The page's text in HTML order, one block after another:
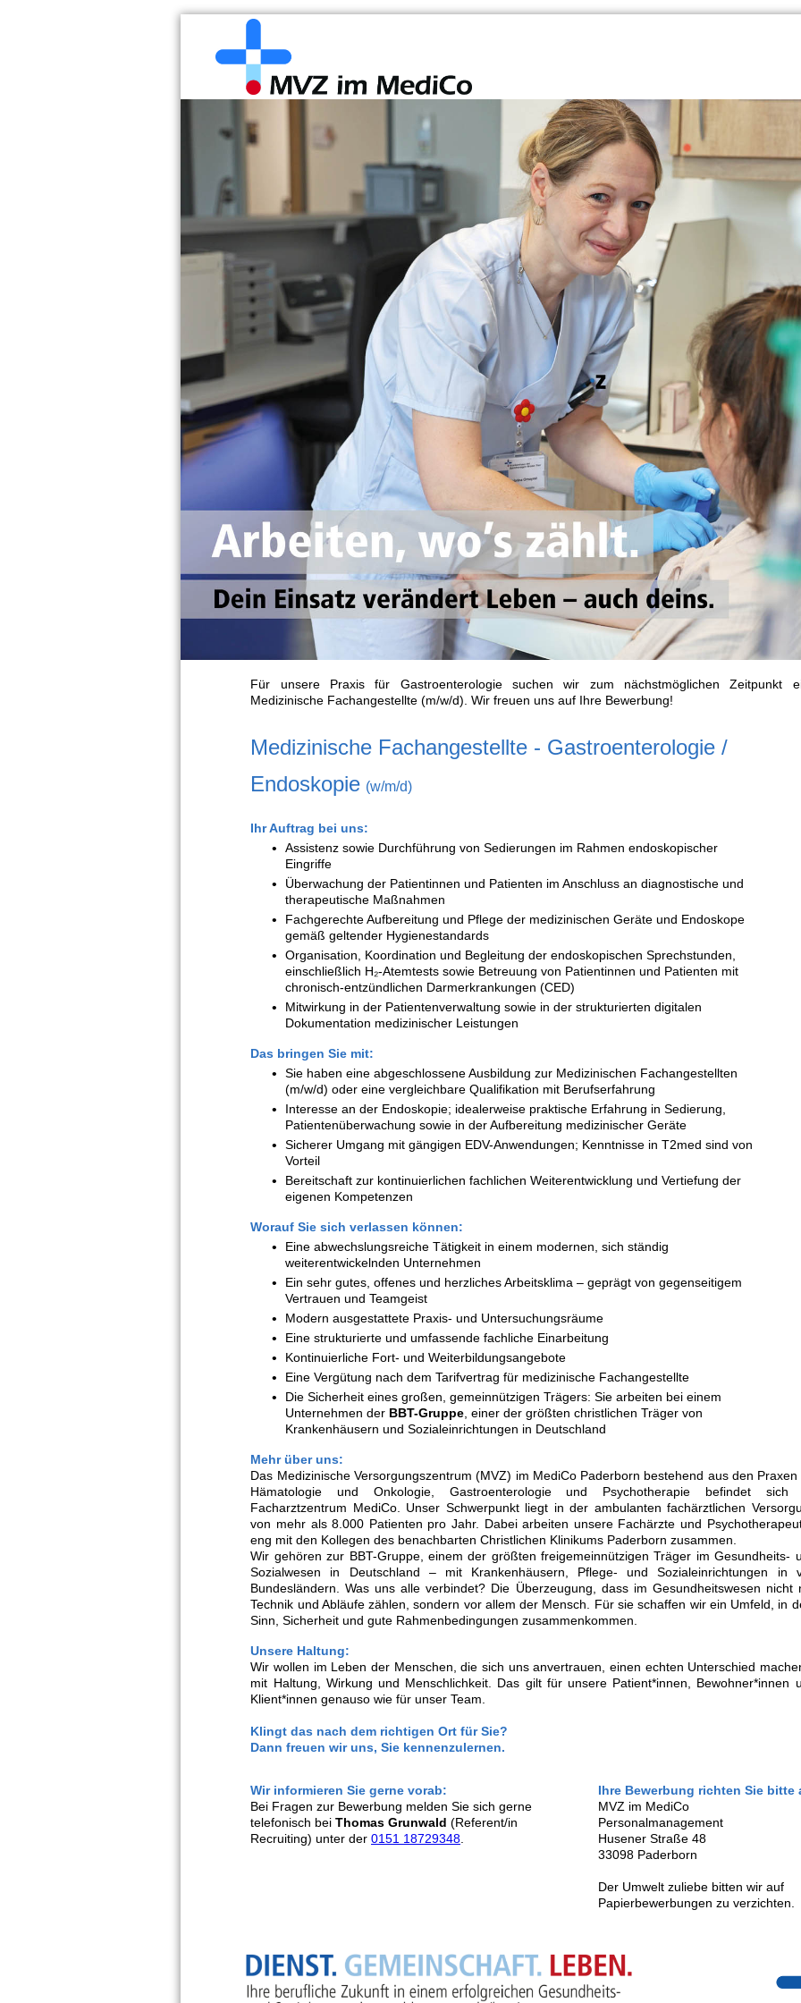
Für unsere Praxis für Gastroenterologie suchen wir zum nächstmöglichen Zeitpunkt
Medizinische Fachangestellte (m/w/d). Wir freuen uns auf Ihre Bewerbung!
Medizinische Fachangestellte - Gastroenterologie /
Endoskopie (w/m/d)
Ihr Auftrag bei uns:
Assistenz sowie Durchführung von Sedierungen im Rahmen endoskopischer
Eingriffe
Überwachung der Patientinnen und Patienten im Anschluss an diagnostische und
therapeutische Maßnahmen
Fachgerechte Aufbereitung und Pflege der medizinischen Geräte und Endoskope
gemäß geltender Hygienestandards
Organisation, Koordination und Begleitung der endoskopischen Sprechstunden,
einschließlich H₂-Atemtests sowie Betreuung von Patientinnen und Patienten mit
chronisch-entzündlichen Darmerkrankungen (CED)
Mitwirkung in der Patientenverwaltung sowie in der strukturierten digitalen
Dokumentation medizinischer Leistungen
Das bringen Sie mit:
Sie haben eine abgeschlossene Ausbildung zur Medizinischen Fachangestellten
(m/w/d) oder eine vergleichbare Qualifikation mit Berufserfahrung
Interesse an der Endoskopie; idealerweise praktische Erfahrung in Sedierung,
Patientenüberwachung sowie in der Aufbereitung medizinischer Geräte
Sicherer Umgang mit gängigen EDV-Anwendungen; Kenntnisse in T2med sind von
Vorteil
Bereitschaft zur kontinuierlichen fachlichen Weiterentwicklung und Vertiefung der
eigenen Kompetenzen
Worauf Sie sich verlassen können:
Eine abwechslungsreiche Tätigkeit in einem modernen, sich ständig
weiterentwickelnden Unternehmen
Ein sehr gutes, offenes und herzliches Arbeitsklima – geprägt von gegenseitigem
Vertrauen und Teamgeist
Modern ausgestattete Praxis- und Untersuchungsräume
Eine strukturierte und umfassende fachliche Einarbeitung
Kontinuierliche Fort- und Weiterbildungsangebote
Eine Vergütung nach dem Tarifvertrag für medizinische Fachangestellte
Die Sicherheit eines großen, gemeinnützigen Trägers: Sie arbeiten bei einem
Unternehmen der BBT-Gruppe , einer der größten christlichen Träger von
Krankenhäusern und Sozialeinrichtungen in Deutschland
Mehr über uns:
Das Medizinische Versorgungszentrum (MVZ) im MediCo Paderborn bestehend aus den Praxen
Hämatologie und Onkologie, Gastroenterologie und Psychotherapie befindet sich
Facharztzentrum MediCo. Unser Schwerpunkt liegt in der ambulanten fachärztlichen
von mehr als 8.000 Patienten pro Jahr. Dabei arbeiten unsere Fachärzte und
eng mit den Kollegen des benachbarten Christlichen Klinikums Paderborn zusammen.
Wir gehören zur BBT-Gruppe, einem der größten freigemeinnützigen Träger im Gesundheits-
Sozialwesen in Deutschland – mit Krankenhäusern, Pflege- und Sozialeinrichtungen in
Bundesländern. Was uns alle verbindet? Die Überzeugung, dass im Gesundheitswesen nicht
Technik und Abläufe zählen, sondern vor allem der Mensch. Für sie schaffen wir ein Umfeld, in
Sinn, Sicherheit und gute Rahmenbedingungen zusammenkommen.
Unsere Haltung:
Wir wollen im Leben der Menschen, die sich uns anvertrauen, einen echten Unterschied
mit Haltung, Wirkung und Menschlichkeit. Das gilt für unsere Patient*innen, Bewohner*innen
Klient*innen genauso wie für unser Team.
Klingt das nach dem richtigen Ort für Sie?
Dann freuen wir uns, Sie kennenzulernen.
Wir informieren Sie gerne vorab:
Bei Fragen zur Bewerbung melden Sie sich gerne
telefonisch bei Thomas Grunwald (Referent/in
Recruiting) unter der 0151 18729348
Ihre Bewerbung richten Sie bitte
MVZ im MediCo
Personalmanagement
Husener Straße 48
33098 Paderborn
Der Umwelt zuliebe bitten wir auf
Papierbewerbungen zu verzichten.